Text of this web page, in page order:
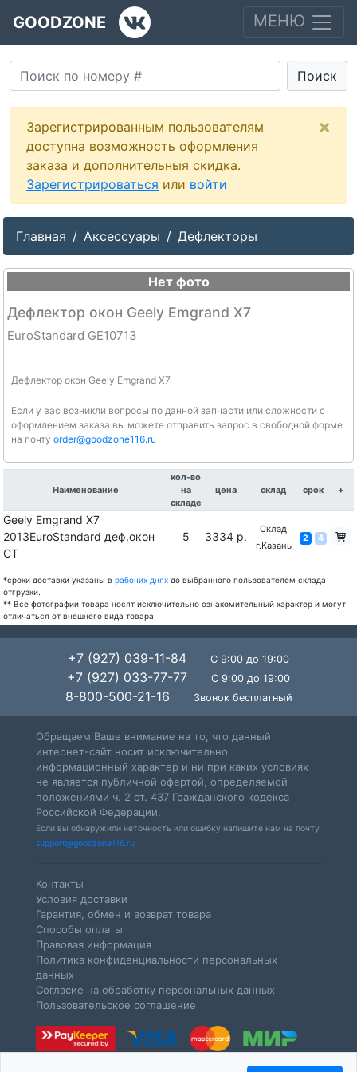
GOODZONE МЕНЮ
Поиск
Зарегистрированным пользователям
доступна возможность оформления
заказа и дополнительныя скидка.
Зарегистрироваться или войти
×
Главная Аксессуары Дефлекторы
Нет фото
Дефлектор окон Geely Emgrand X7
EuroStandard GE10713
Дефлектор окон Geely Emgrand X7
Если у вас возникли вопросы по данной запчасти или сложности с
оформлением заказа вы можете отправить запрос в свободной форме
на почту order@goodzone116.ru
Наименование
кол-во
на
складе
цена склад срок +
Geely Emgrand X7
2013EuroStandard деф.окон
CT
5 3334 р.
Склад
г.Казань
2 4
*сроки доставки указаны в рабочих днях до выбранного пользователем склада
отгрузки.
** Все фотографии товара носят исключительно ознакомительный характер и могут
отличаться от внешнего вида товара
+7 (927) 039-11-84 С 9:00 до 19:00
+7 (927) 033-77-77 С 9:00 до 19:00
8-800-500-21-16 Звонок бесплатный
Обращаем Ваше внимание на то, что данный
интернет-сайт носит исключительно
информационный характер и ни при каких условиях
не является публичной офертой, определяемой
положениями ч. 2 ст. 437 Гражданского кодекса
Российской Федерации.
Если вы обнаружили неточность или ошибку напишите нам на почту
support@goodzone116.ru
Контакты
Условия доставки
Гарантия, обмен и возврат товара
Способы оплаты
Правовая информация
Политика конфиденциальности персональных
данных
Согласие на обработку персональных данных
Пользовательское соглашение